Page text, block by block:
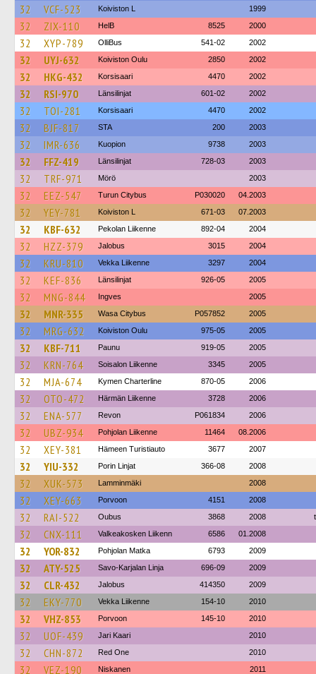
32 VCF-523 Koiviston L 1999
32 ZIX-110 HelB 8525 2000
32 XYP-789 OlliBus 541-02 2002
32 UYJ-632 Koiviston Oulu 2850 2002
32 HKG-432 Korsisaari 4470 2002
32 RSI-970 Länsilinjat 601-02 2002
32 TOI-281 Korsisaari 4470 2002
32 BJF-817 STA 200 2003
32 IMR-636 Kuopion 9738 2003
32 FFZ-419 Länsilinjat 728-03 2003
32 TRF-971 Mörö 2003
32 EEZ-547 Turun Citybus P030020 04.2003
32 YEY-781 Koiviston L 671-03 07.2003
32 KBF-632 Pekolan Liikenne 892-04 2004
32 HZZ-379 Jalobus 3015 2004
32 KRU-810 Vekka Liikenne 3297 2004
32 KEF-836 Länsilinjat 926-05 2005
32 MNG-844 Ingves 2005
32 MNR-335 Wasa Citybus P057852 2005
32 MRG-632 Koiviston Oulu 975-05 2005
32 KBF-711 Paunu 919-05 2005
32 KRN-764 Soisalon Liikenne 3345 2005
32 MJA-674 Kymen Charterline 870-05 2006
32 OTO-472 Härmän Liikenne 3728 2006
32 ENA-577 Revon P061834 2006
32 UBZ-934 Pohjolan Liikenne 11464 08.2006
32 XEY-381 Hämeen Turistiauto 3677 2007
32 YIU-332 Porin Linjat 366-08 2008
32 XUK-573 Lamminmäki 2008
32 XEY-663 Porvoon 4151 2008
32 RAI-522 Oubus 3868 2008
32 CNX-111 Valkeakosken Liikenn 6586 01.2008
32 YOR-832 Pohjolan Matka 6793 2009
32 ATY-525 Savo-Karjalan Linja 696-09 2009
32 CLR-432 Jalobus 414350 2009
32 EKY-770 Vekka Liikenne 154-10 2010
32 VHZ-853 Porvoon 145-10 2010
32 UOF-439 Jari Kaari 2010
32 CHN-872 Red One 2010
32 VEZ-190 Niskanen 2011